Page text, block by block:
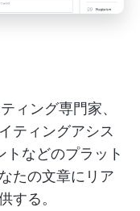
ィング専門家、
ティングアシス
などのプラット
たの文章にリア
する。